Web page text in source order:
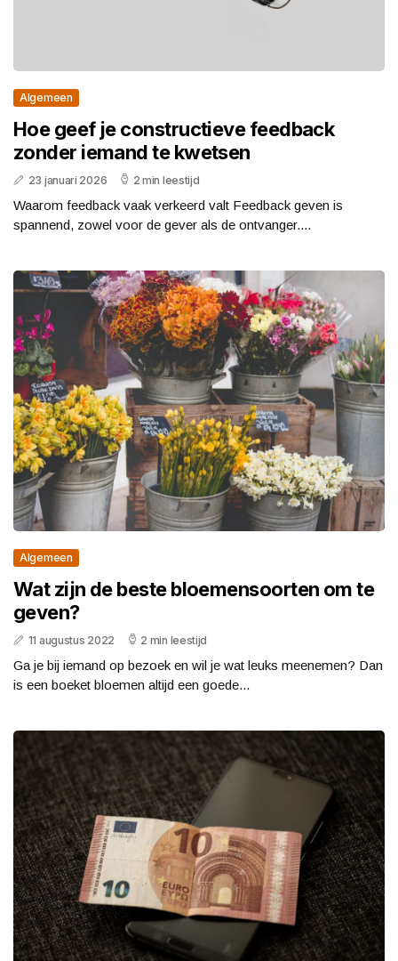
Algemeen
Hoe geef je constructieve feedback
zonder iemand te kwetsen
23 januari 2026 2 min leestijd
Waarom feedback vaak verkeerd valt Feedback geven is
spannend, zowel voor de gever als de ontvanger....
Algemeen
Wat zijn de beste bloemensoorten om te
geven?
11 augustus 2022 2 min leestijd
Ga je bij iemand op bezoek en wil je wat leuks meenemen? Dan
is een boeket bloemen altijd een goede...